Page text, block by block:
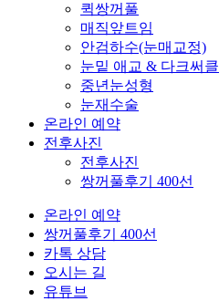
퀵쌍꺼풀
매직앞트임
안검하수(눈매교정)
눈밑 애교 & 다크써클
중년눈성형
눈재수술
온라인 예약
전후사진
전후사진
쌍꺼풀후기 400선
온라인 예약
쌍꺼풀후기 400선
카톡 상담
오시는 길
유튜브